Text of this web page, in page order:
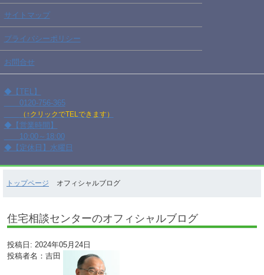
サイトマップ
プライバシーポリシー
お問合せ
◆【TEL】
0120-756-365
（↑クリックでTELできます）
◆【営業時間】
10:00～18:00
◆【定休日】水曜日
トップページ オフィシャルブログ
住宅相談センターのオフィシャルブログ
投稿日: 2024年05月24日
投稿者名：吉田